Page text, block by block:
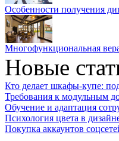
Особенности получения
Многофункциональная
Новые
Кто делает шкафы-купе:
Требования к модульным
Обучение и адаптация
Психология цвета в
Покупка аккаунтов